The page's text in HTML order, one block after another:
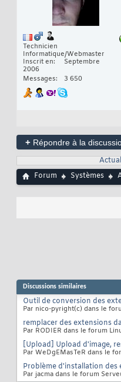
Technicien
Informatique/Webmaster
Inscrit en
Septembre
2006
Messages
3 650
+ Répondre à la
Forum
Systèmes
Discussions similaires
Outil de conversion des
Par nico-pyright(c) dans le
remplacer des extensions
Par RODIER dans le forum
[Upload] Upload d'image,
Par WeDgEMasTeR dans le
Problème d'installation des
Par jacma dans le forum